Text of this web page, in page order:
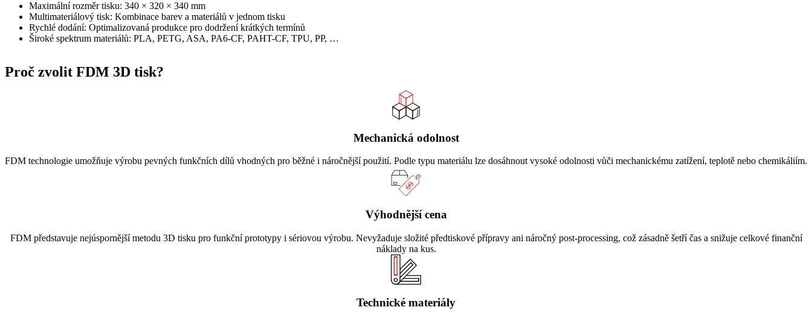
Maximální rozměr tisku: 340 × 320 × 340 mm
Multimateriálový tisk: Kombinace barev a materiálů v jednom tisku
Rychlé dodání: Optimalizovaná produkce pro dodržení krátkých termínů
Široké spektrum materiálů: PLA, PETG, ASA, PA6-CF, PAHT-CF, TPU, PP, …
Proč zvolit FDM 3D tisk?
Mechanická odolnost
FDM technologie umožňuje výrobu pevných funkčních dílů vhodných pro běžné i náročnější použití. Podle typu materiálu lze dosáhnout vysoké odolnosti vůči mechanickému zatížení, teplotě nebo chemikáliím.
Výhodnější cena
FDM představuje nejúspornější metodu 3D tisku pro funkční prototypy i sériovou výrobu. Nevyžaduje složité předtiskové přípravy ani náročný post-processing, což zásadně šetří čas a snižuje celkové finanční
náklady na kus.
Technické materiály